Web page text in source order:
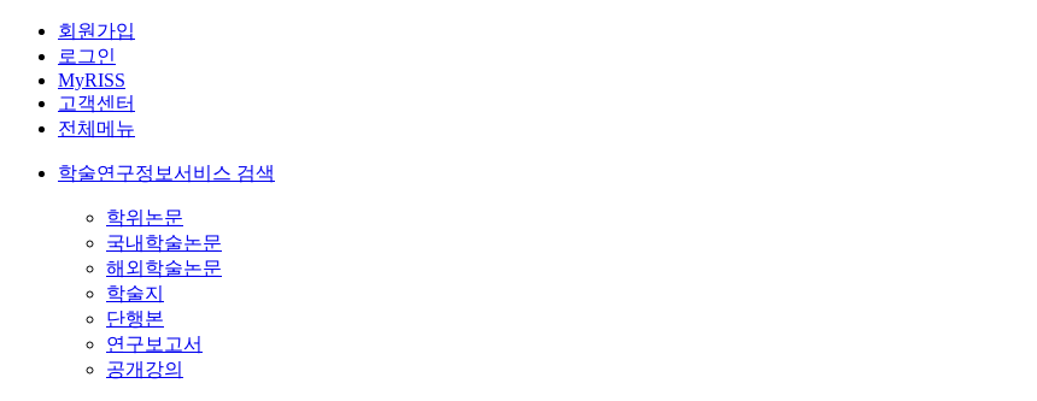
회원가입
로그인
MyRISS
고객센터
전체메뉴
학술연구정보서비스 검색
학위논문
국내학술논문
해외학술논문
학술지
단행본
연구보고서
공개강의